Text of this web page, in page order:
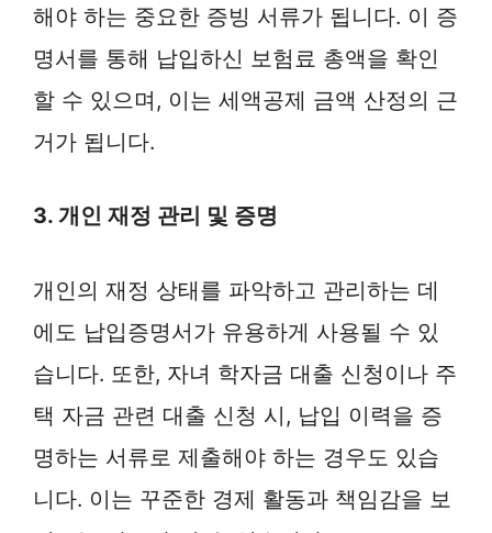
해야 하는 중요한 증빙 서류가 됩니다. 이 증
명서를 통해 납입하신 보험료 총액을 확인
할 수 있으며, 이는 세액공제 금액 산정의 근
거가 됩니다.
3. 개인 재정 관리 및 증명
개인의 재정 상태를 파악하고 관리하는 데
에도 납입증명서가 유용하게 사용될 수 있
습니다. 또한, 자녀 학자금 대출 신청이나 주
택 자금 관련 대출 신청 시, 납입 이력을 증
명하는 서류로 제출해야 하는 경우도 있습
니다. 이는 꾸준한 경제 활동과 책임감을 보